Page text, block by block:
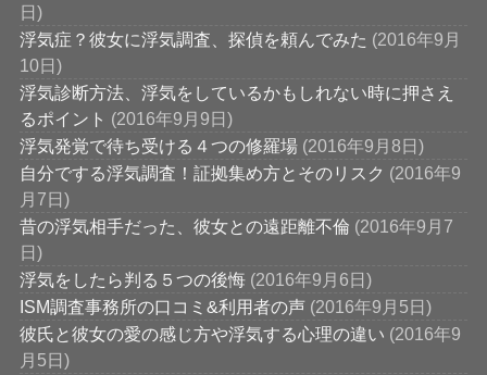
日)
浮気症？彼女に浮気調査、探偵を頼んでみた (2016年9月
10日)
浮気診断方法、浮気をしているかもしれない時に押さえ
るポイント (2016年9月9日)
浮気発覚で待ち受ける４つの修羅場 (2016年9月8日)
自分でする浮気調査！証拠集め方とそのリスク (2016年9
月7日)
昔の浮気相手だった、彼女との遠距離不倫 (2016年9月7
日)
浮気をしたら判る５つの後悔 (2016年9月6日)
ISM調査事務所の口コミ&利用者の声 (2016年9月5日)
彼氏と彼女の愛の感じ方や浮気する心理の違い (2016年9
月5日)